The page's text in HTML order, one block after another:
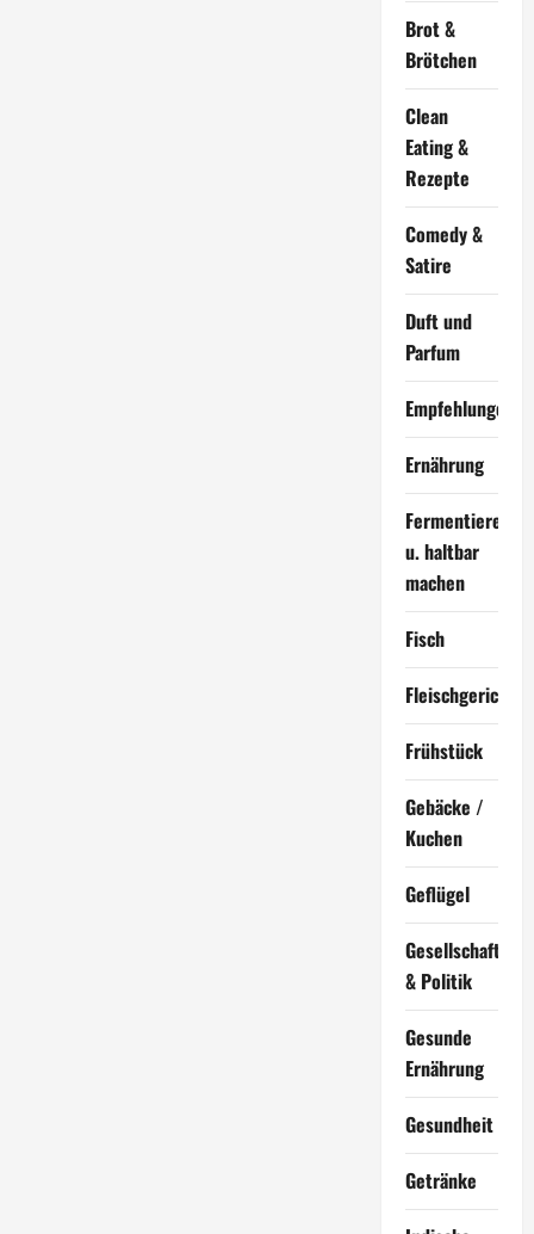
Brot &
Brötchen
Clean
Eating &
Rezepte
Comedy &
Satire
Duft und
Parfum
Empfehlungen
Ernährung
Fermentieren
u. haltbar
machen
Fisch
Fleischgerichte
Frühstück
Gebäcke /
Kuchen
Geflügel
Gesellschaft
& Politik
Gesunde
Ernährung
Gesundheit
Getränke